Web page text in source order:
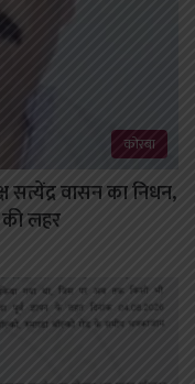
कोरबा
सत्येंद्र वासन का निधन,
लहर